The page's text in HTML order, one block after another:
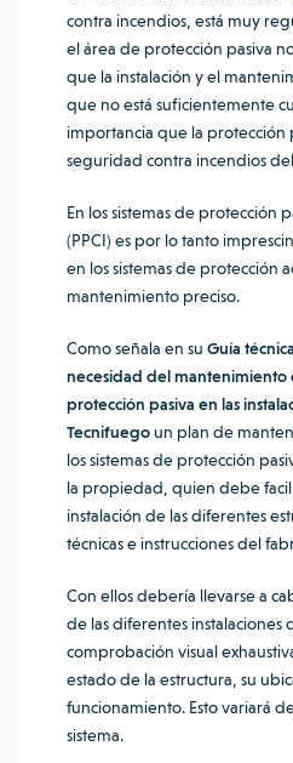
contra incendios, está muy
el área de protección pasiva
que la instalación y el
que no está suficientemente
importancia que la protección
seguridad contra incendios
En los sistemas de protección
(PPCI) es por lo tanto
en los sistemas de protección
mantenimiento preciso.
Como señala en su Guía
necesidad del mantenimiento
protección pasiva en las
Tecnifuego un plan de
los sistemas de protección
la propiedad, quien debe
instalación de las diferentes
técnicas e instrucciones del
Con ellos debería llevarse a
de las diferentes instalaciones
comprobación visual
estado de la estructura, su
funcionamiento. Esto variará
sistema.